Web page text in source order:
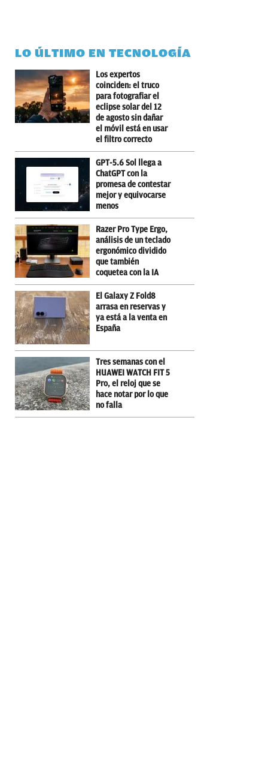
LO ÚLTIMO EN TECNOLOGÍA
Los expertos
coinciden: el truco
para fotografiar el
eclipse solar del 12
de agosto sin dañar
el móvil está en usar
el filtro correcto
GPT-5.6 Sol llega a
ChatGPT con la
promesa de contestar
mejor y equivocarse
menos
Razer Pro Type Ergo,
análisis de un teclado
ergonómico dividido
que también
coquetea con la IA
El Galaxy Z Fold8
arrasa en reservas y
ya está a la venta en
España
Tres semanas con el
HUAWEI WATCH FIT 5
Pro, el reloj que se
hace notar por lo que
no falla